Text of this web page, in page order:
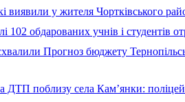
виявили у жителя Чортківського
102 обдарованих учнів і студентів
Прогноз бюджету
ДТП поблизу села Кам’янки: